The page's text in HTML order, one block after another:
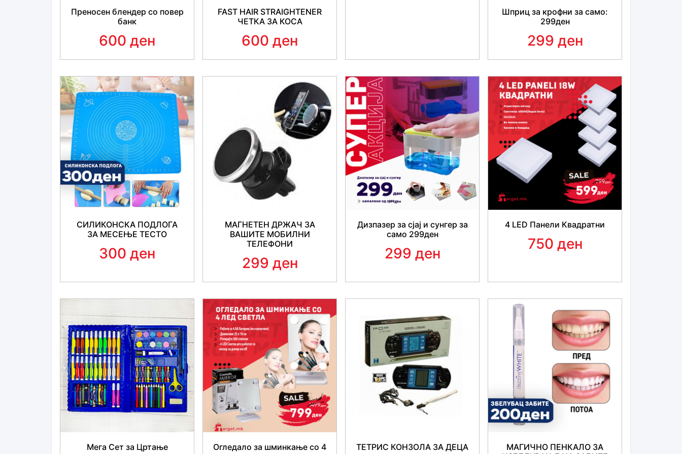
Тежина (без батерии) - 100g
-Слушалки и лента за околу рака вклучени.
Преносен блендер со повер
банк
600 ден
FAST HAIR STRAIGHTENER
ЧЕТКА ЗА КОСА
600 ден
Шприц за крофни за само:
299ден
299 ден
СИЛИКОНСКА ПОДЛОГА
ЗА МЕСЕЊЕ ТЕСТО
300 ден
МАГНЕТЕН ДРЖАЧ ЗА
ВАШИТЕ МОБИЛНИ
ТЕЛЕФОНИ
299 ден
Дизпазер за сјај и сунгер за
само 299ден
299 ден
4 LED Панели Квадратни
750 ден
Мега Сет за Цртање
Огледало за шминкање со 4
ТЕТРИС КОНЗОЛА ЗА ДЕЦА
МАГИЧНО ПЕНКАЛО ЗА